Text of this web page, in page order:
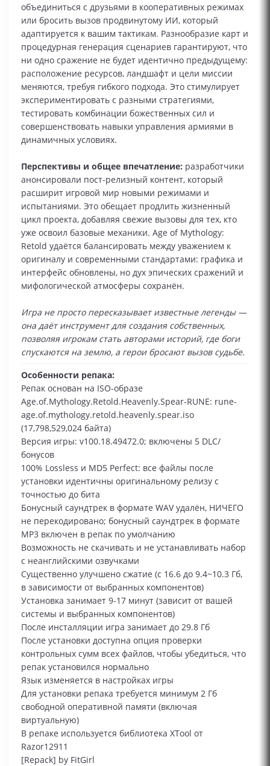
объединиться с друзьями в кооперативных режимах
или бросить вызов продвинутому ИИ, который
адаптируется к вашим тактикам. Разнообразие карт и
процедурная генерация сценариев гарантируют, что
ни одно сражение не будет идентично предыдущему:
расположение ресурсов, ландшафт и цели миссии
меняются, требуя гибкого подхода. Это стимулирует
экспериментировать с разными стратегиями,
тестировать комбинации божественных сил и
совершенствовать навыки управления армиями в
динамичных условиях.
Перспективы и общее впечатление: разработчики
анонсировали пост-релизный контент, который
расширит игровой мир новыми режимами и
испытаниями. Это обещает продлить жизненный
цикл проекта, добавляя свежие вызовы для тех, кто
уже освоил базовые механики. Age of Mythology:
Retold удаётся балансировать между уважением к
оригиналу и современными стандартами: графика и
интерфейс обновлены, но дух эпических сражений и
мифологической атмосферы сохранён.
Игра не просто пересказывает известные легенды —
она даёт инструмент для создания собственных,
позволяя игрокам стать авторами историй, где боги
спускаются на землю, а герои бросают вызов судьбе.
Особенности репака:
Репак основан на ISO-образе
Age.of.Mythology.Retold.Heavenly.Spear-RUNE: rune-
age.of.mythology.retold.heavenly.spear.iso
(17,798,529,024 байта)
Версия игры: v100.18.49472.0; включены 5 DLC/
бонусов
100% Lossless и MD5 Perfect: все файлы после
установки идентичны оригинальному релизу с
точностью до бита
Бонусный саундтрек в формате WAV удалён, НИЧЕГО
не перекодировано; бонусный саундтрек в формате
MP3 включен в репак по умолчанию
Возможность не скачивать и не устанавливать набор
с неанглийскими озвучками
Существенно улучшено сжатие (с 16.6 до 9.4~10.3 Гб,
в зависимости от выбранных компонентов)
Установка занимает 9-17 минут (зависит от вашей
системы и выбранных компонентов)
После инсталляции игра занимает до 29.8 Гб
После установки доступна опция проверки
контрольных сумм всех файлов, чтобы убедиться, что
репак установился нормально
Язык изменяется в настройках игры
Для установки репака требуется минимум 2 Гб
свободной оперативной памяти (включая
виртуальную)
В репаке используется библиотека XTool от
Razor12911
[Repack] by FitGirl